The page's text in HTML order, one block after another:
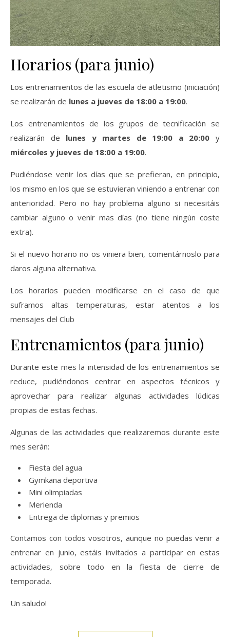
Horarios (para junio)
Los entrenamientos de las escuela de atletismo (iniciación)
se realizarán de lunes a jueves de 18:00 a 19:00.
Los entrenamientos de los grupos de tecnificación se
realizarán de lunes y martes de 19:00 a 20:00 y
miércoles y jueves de 18:00 a 19:00.
Pudiéndose venir los días que se prefieran, en principio,
los mismo en los que se estuvieran viniendo a entrenar con
anterioridad. Pero no hay problema alguno si necesitáis
cambiar alguno o venir mas días (no tiene ningún coste
extra).
Si el nuevo horario no os viniera bien, comentárnoslo para
daros alguna alternativa.
Los horarios pueden modificarse en el caso de que
suframos altas temperaturas, estar atentos a los
mensajes del Club
Entrenamientos (para junio)
Durante este mes la intensidad de los entrenamientos se
reduce, pudiéndonos centrar en aspectos técnicos y
aprovechar para realizar algunas actividades lúdicas
propias de estas fechas.
Algunas de las actividades que realizaremos durante este
mes serán:
Fiesta del agua
Gymkana deportiva
Mini olimpiadas
Merienda
Entrega de diplomas y premios
Contamos con todos vosotros, aunque no puedas venir a
entrenar en junio, estáis invitados a participar en estas
actividades, sobre todo en la fiesta de cierre de
temporada.
Un saludo!